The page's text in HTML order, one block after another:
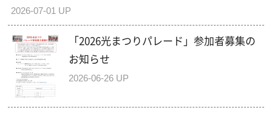
2026-07-01 UP
「2026光まつりパレード」参加者募集の
お知らせ
2026-06-26 UP